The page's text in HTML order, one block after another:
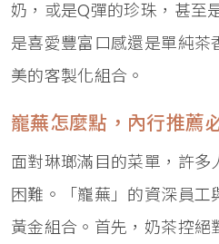
奶，或是Q彈的珍珠，甚至
是喜愛豐富口感還是單純
美的客製化組合。
巃蕪怎麼點，內行推薦
面對琳瑯滿目的菜單，許
困難。「巃蕪」的資深員
黃金組合。首先，奶茶控